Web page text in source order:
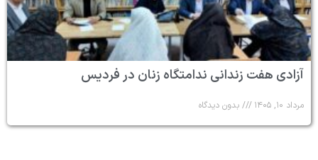
آزادی هفت زندانی ندامتگاه زنان در فردیس
مرداد ۱۰, ۱۴۰۵ بدون دیدگاه